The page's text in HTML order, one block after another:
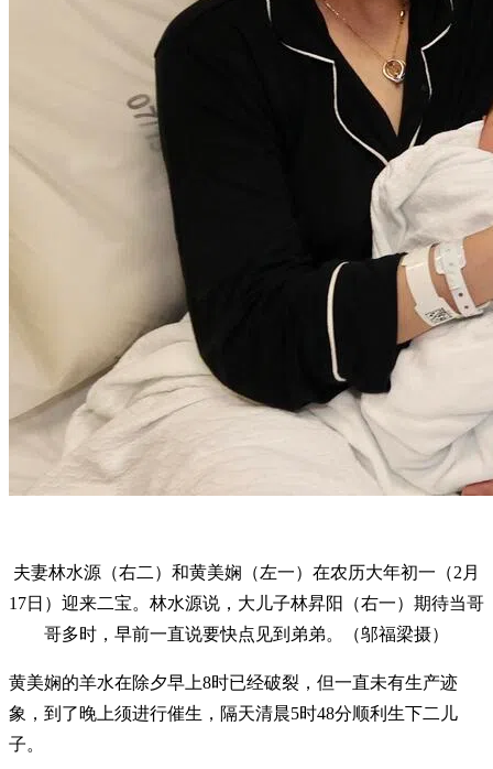
夫妻林水源（右二）和黄美娴（左一）在农历大年初一（2月
17日）迎来二宝。林水源说，大儿子林昇阳（右一）期待当哥
哥多时，早前一直说要快点见到弟弟。（邬福梁摄）
黄美娴的羊水在除夕早上8时已经破裂，但一直未有生产迹
象，到了晚上须进行催生，隔天清晨5时48分顺利生下二儿
子。